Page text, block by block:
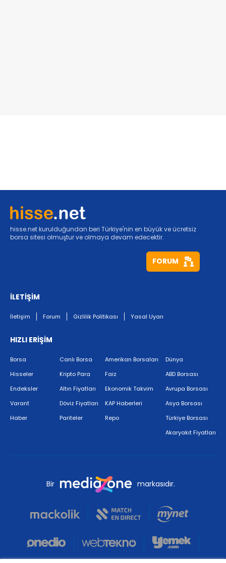
hisse.net kurulduğundan beri Türkiye'nin en büyük ve ücretsiz
borsa sitesi olmuştur ve olmaya devam edecektir.
FORUM
İLETİŞİM
İletişim Forum Gizlilik Politikası Yasal Uyarı
HIZLI ERİŞİM
Borsa
Hisseler
Endeksler
Varant
Haber
Canlı Borsa
Kripto Para
Altın Fiyatları
Döviz Fiyatları
Pariteler
Amerikan Borsaları
Faiz
Ekonomik Takvim
KAP Haberleri
Repo
Dünya
ABD Borsası
Avrupa Borsası
Asya Borsası
Türkiye Borsası
Akaryakıt Fiyatları
Bir markasıdır.